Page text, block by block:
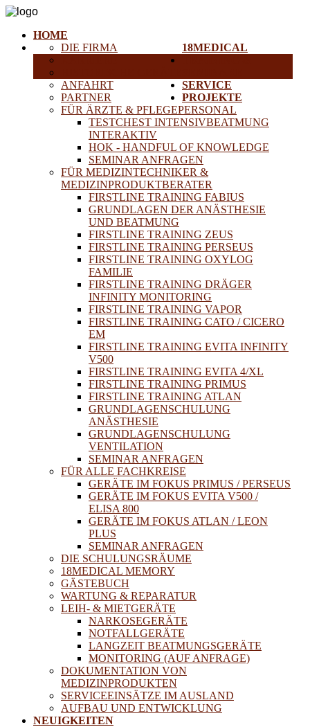
HOME
18MEDICAL
DIE FIRMA
ANFAHRT
PARTNER
FÜR ÄRZTE & PFLEGEPERSONAL
TESTCHEST INTENSIVBEATMUNG
INTERAKTIV
HOK - HANDFUL OF KNOWLEDGE
SEMINAR ANFRAGEN
FÜR MEDIZINTECHNIKER &
MEDIZINPRODUKTBERATER
FIRSTLINE TRAINING FABIUS
GRUNDLAGEN DER ANÄSTHESIE
UND BEATMUNG
FIRSTLINE TRAINING ZEUS
FIRSTLINE TRAINING PERSEUS
FIRSTLINE TRAINING OXYLOG
FAMILIE
FIRSTLINE TRAINING DRÄGER
INFINITY MONITORING
FIRSTLINE TRAINING VAPOR
FIRSTLINE TRAINING CATO / CICERO
EM
FIRSTLINE TRAINING EVITA INFINITY
V500
FIRSTLINE TRAINING EVITA 4/XL
FIRSTLINE TRAINING PRIMUS
FIRSTLINE TRAINING ATLAN
GRUNDLAGENSCHULUNG
ANÄSTHESIE
GRUNDLAGENSCHULUNG
VENTILATION
SEMINAR ANFRAGEN
FÜR ALLE FACHKREISE
GERÄTE IM FOKUS PRIMUS / PERSEUS
GERÄTE IM FOKUS EVITA V500 /
ELISA 800
GERÄTE IM FOKUS ATLAN / LEON
PLUS
SEMINAR ANFRAGEN
DIE SCHULUNGSRÄUME
18MEDICAL MEMORY
GÄSTEBUCH
SERVICE
WARTUNG & REPARATUR
LEIH- & MIETGERÄTE
NARKOSEGERÄTE
NOTFALLGERÄTE
LANGZEIT BEATMUNGSGERÄTE
MONITORING (AUF ANFRAGE)
DOKUMENTATION VON
MEDIZINPRODUKTEN
PROJEKTE
SERVICEEINSÄTZE IM AUSLAND
AUFBAU UND ENTWICKLUNG
NEUIGKEITEN